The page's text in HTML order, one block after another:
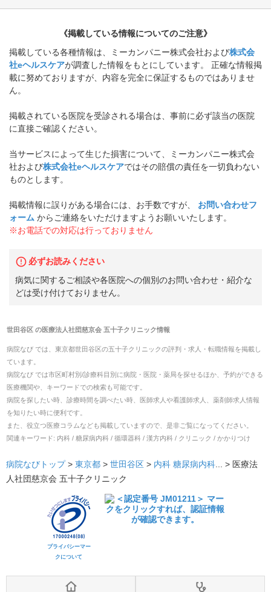
《掲載している情報についてのご注意》
掲載している各種情報は、ミーカンパニー株式会社および株式会
社eヘルスケアが調査した情報をもとにしています。 正確な情報掲
載に努めておりますが、内容を完全に保証するものではありませ
ん。
掲載されている医院を受診される場合は、事前に必ず該当の医院
に直接ご確認ください。
当サービスによって生じた損害について、ミーカンパニー株式会
社および株式会社eヘルスケアではその賠償の責任を一切負わない
ものとします。
掲載情報に誤りがある場合には、お手数ですが、
お問い合わせフ
ォーム からご連絡をいただけますようお願いいたします。
※お電話での対応は行っておりません
必ずお読みください
病気に関するご相談や各医院への個別のお問い合わせ・紹介な
どは受け付けておりません。
世田谷区の医療法人社団慈京会 五十子クリニック情報
病院なび では、 東京都世田谷区の五十子クリニックの評判・求人・転職情報を掲載し
ています。
病院なび では市区町村別/診療科目別に病院・医院・薬局を探せるほか、予約ができる
医療機関や、キーワードでの検索も可能です。
病院を探したい時、診療時間を調べたい時、医師求人や看護師求人、薬剤師求人情報
を知りたい時に便利です。
また、役立つ医療コラムなども掲載していますので、是非ご覧になってください。
関連キーワード: 内科 / 糖尿病内科 / 循環器科 / 漢方内科 / クリニック / かかりつけ
病院なびトップ > 東京都 > 世田谷区 > 内科 糖尿病内科... > 医療法
人社団慈京会 五十子クリニック
プライバシーマー
クについて